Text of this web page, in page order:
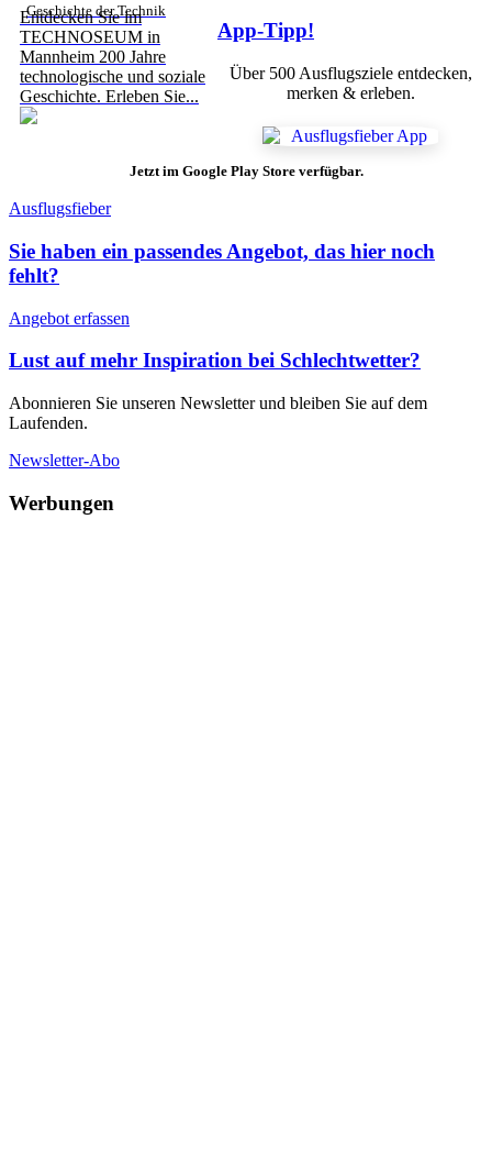
Geschichte der Technik
Entdecken Sie im
TECHNOSEUM in
Mannheim 200 Jahre
technologische und soziale
Geschichte. Erleben Sie...
App-Tipp!
Über 500 Ausflugsziele entdecken,
merken & erleben.
Jetzt im Google Play Store verfügbar.
Ausflugsfieber
Sie haben ein passendes Angebot, das hier noch
fehlt?
Angebot erfassen
Lust auf mehr Inspiration bei Schlechtwetter?
Abonnieren Sie unseren Newsletter und bleiben Sie auf dem
Laufenden.
Newsletter-Abo
Werbungen